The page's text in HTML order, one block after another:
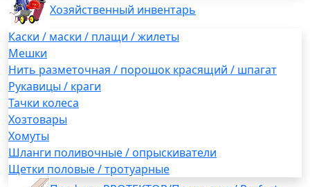
Хозяйственный инвентарь
Каски / маски / плащи / жилеты
Мешки
Нить разметочная / порошок красящий / шпагат
Рукавицы / краги
Тачки колеса
Хозтовары
Хомуты
Шланги поливочные / опрыскиватели
Щетки половые / тротуарные